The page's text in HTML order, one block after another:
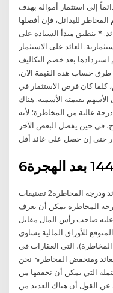
إلى استثمار أمواله بهدف
للبدائل، فإن أفضلها
* ينطبق مبدأ السيادة على
العائد على الاستثمار
استردادها بعد خصم التكاليف
طرق حساب هذه القيمة الان.
كلما كان فرص الاستثمار في
بقيمته الأسمية. هناك
عالية من المخاطرة؛ لأنه
في حين يفضل البعض الآخر
جدول المحتويات1 طبيعة العلاقة بين العائد ودرجة المخاطرة2 تصنيفات
المخاطرة يمكن أن يعرف
عليه صاحب رأس المال مقابل
للأوراق المالية يساوي
التي العقارات في
العائد ومنخفض المخاطر↘️ نحن
التي يمكن أن نحققها من
عن القول أن هناك العديد من